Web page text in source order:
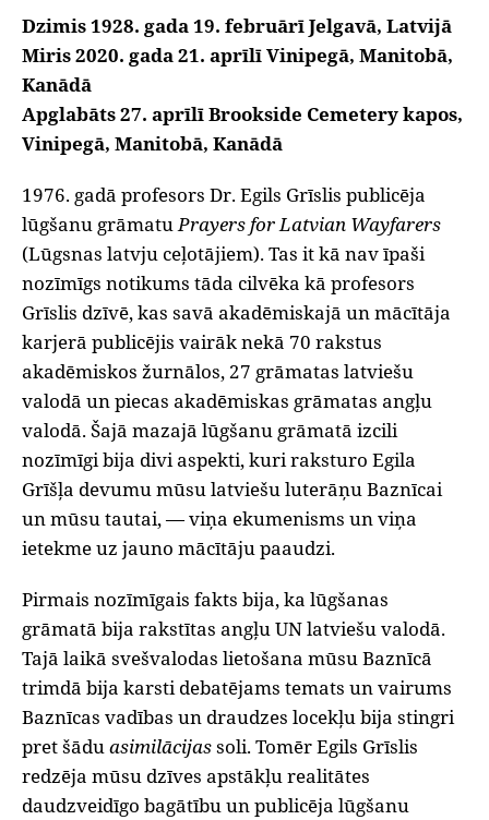
Dzimis 1928. gada 19. februārī Jelgavā, Latvijā
Miris 2020. gada 21. aprīlī Vinipegā, Manitobā,
Kanādā
Apglabāts 27. aprīlī Brookside Cemetery kapos,
Vinipegā, Manitobā, Kanādā
1976. gadā profesors Dr. Egils Grīslis publicēja
lūgšanu grāmatuPrayers for Latvian Wayfarers
(Lūgsnas latvju ceļotājiem). Tas it kā nav īpaši
nozīmīgs notikums tāda cilvēka kā profesors
Grīslis dzīvē, kas savā akadēmiskajā un mācītāja
karjerā publicējis vairāk nekā 70 rakstus
akadēmiskos žurnālos, 27 grāmatas latviešu
valodā un piecas akadēmiskas grāmatas angļu
valodā. Šajā mazajā lūgšanu grāmatā izcili
nozīmīgi bija divi aspekti, kuri raksturo Egila
Grīšļa devumu mūsu latviešu luterāņu Baznīcai
un mūsu tautai, — viņa ekumenisms un viņa
ietekme uz jauno mācītāju paaudzi.
Pirmais nozīmīgais fakts bija, ka lūgšanas
grāmatā bija rakstītas angļu UN latviešu valodā.
Tajā laikā svešvalodas lietošana mūsu Baznīcā
trimdā bija karsti debatējams temats un vairums
Baznīcas vadības un draudzes locekļu bija stingri
pret šāduasimilācijassoli. Tomēr Egils Grīslis
redzēja mūsu dzīves apstākļu realitātes
daudzveidīgo bagātību un publicēja lūgšanu